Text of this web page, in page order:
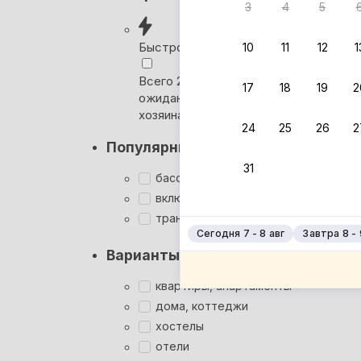
3 4 5
10 11 12
17 18 19
24 25 26
31
Сегодня 7 - 8 авг Завтра 8 -
Быстрое бронирование
Всего 2 минуты, без
ожидания ответа от
хозяина
Популярные фильтры
бассейн
включён завтрак
трансфер
Варианты размещения
квартиры, апартаменты
дома, коттеджи
хостелы
отели
Вернём